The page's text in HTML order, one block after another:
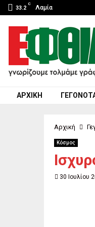
33.2
C
Λαμία
ΑΡΧΙΚΉ
Αρχική
Κόσμος
30 Ιουλίου